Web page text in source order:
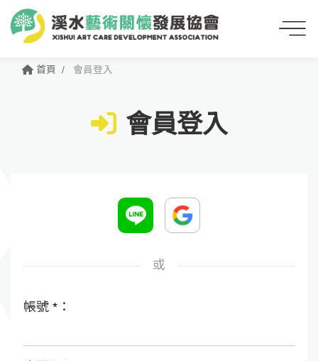
首頁 會員登入
會員登入
或
帳號 * ：